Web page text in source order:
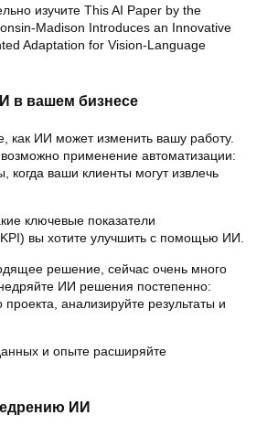
изучите This AI Paper by the
Madison Introduces an Innovative
Adaptation for Vision-Language
в вашем бизнесе
как ИИ может изменить вашу работу.
применение автоматизации:
когда ваши клиенты могут извлечь
ключевые показатели
вы хотите улучшить с помощью ИИ.
решение, сейчас очень много
ИИ решения постепенно:
проекта, анализируйте результаты и
и опыте расширяйте
ИИ